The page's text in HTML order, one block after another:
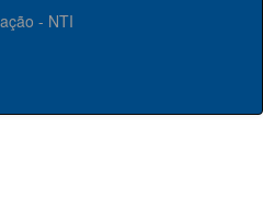
- NTI